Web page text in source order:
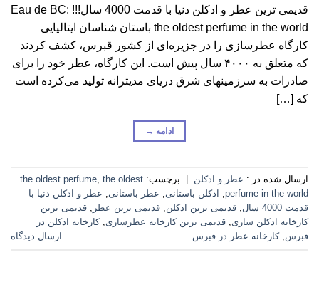
قدیمی ترین عطر و ادکلن دنیا با قدمت 4000 سال!!! Eau de BC:
the oldest perfume in the world باستان شناسان ایتالیایی
کارگاه عطرسازی را در جزیره‌ای از کشور قبرس، کشف کردند
که متعلق به ۴۰۰۰ سال پیش است. این کارگاه، عطر خود را برای
صادرات به سرزمینهای شرق دریای مدیترانه تولید می‌کرده است
که […]
ادامه →
ارسال شده در : عطر و ادکلن برچسب: the oldest perfume, the oldest
perfume in the world
, ادکلن باستانی, عطر باستانی, عطر و ادکلن دنیا با
قدمت 4000 سال
, قدیمی ترین ادکلن, قدیمی ترین عطر , قدیمی ترین
کارخانه ادکلن سازی, قدیمی ترین کارخانه عطرسازی,کارخانه ادکلن در
قبرس,کارخانه عطر در قبرس ارسال دیدگاه